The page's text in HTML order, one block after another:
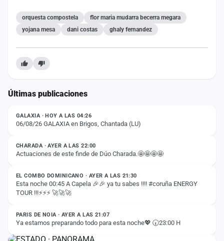
orquesta compostela
flor maria mudarra becerra megara
yojana mesa
dani costas ghaly fernandez
Últimas publicaciones
ESTADO
GALAXIA · HOY A LAS 04:26
06/08/26 GALAXIA en Brigos, Chantada (LU)
ESTADO
CHARADA · AYER A LAS 22:00
Actuaciones de este finde de Dúo Charada.🤩🤩🤩🤩
ESTADO
EL COMBO DOMINICANO · AYER A LAS 21:30
Esta noche 00:45 A Capela 🎉🎉 ya tu sabes !!!! #coruña ENERGY
TOUR !!!⚡️⚡️⚡️ 🚀🚀🚀
ESTADO
PARIS DE NOIA · AYER A LAS 21:07
Ya estamos preparando todo para esta noche💖 🕢23:00 H
ESTADO